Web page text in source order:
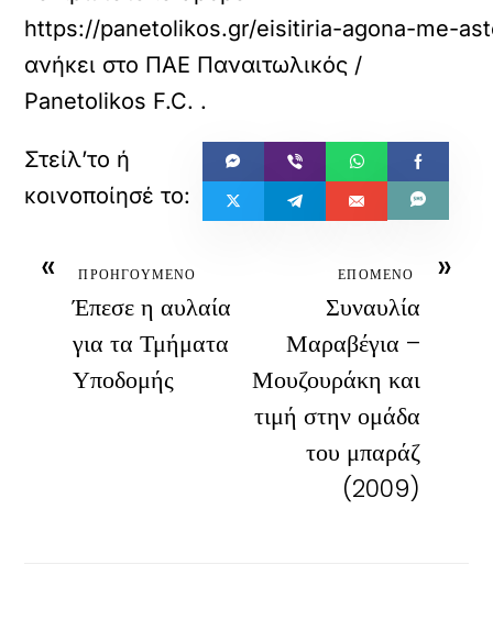
https://panetolikos.gr/eisitiria-agona-me-
ανήκει στο ΠΑΕ Παναιτωλικός /
Panetolikos F.C. .
« ΠΡΟΗΓΟΥΜΕΝΟ
Έπεσε η αυλαία
για τα Τμήματα
Υποδομής
»
ΕΠΟΜΕΝΟ
Συναυλία
Μαραβέγια –
Μουζουράκη και
τιμή στην ομάδα
του μπαράζ
(2009)